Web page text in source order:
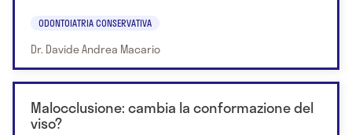
ODONTOIATRIA CONSERVATIVA
Dr. Davide Andrea Macario
Malocclusione: cambia la conformazione del
viso?